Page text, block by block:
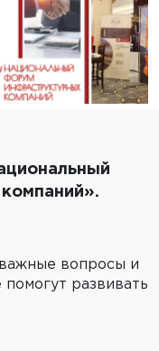
вопросы и
развивать